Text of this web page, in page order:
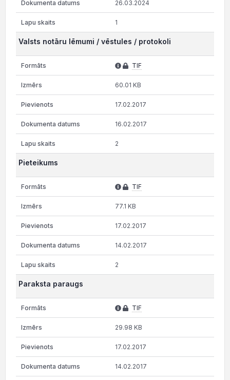
26.03.2024
1
Valsts notāru lēmumi / vēstules / protokoli
TIF
60.01 KB
17.02.2017
16.02.2017
2
Pieteikums
TIF
77.1 KB
17.02.2017
14.02.2017
2
Paraksta paraugs
TIF
29.98 KB
17.02.2017
14.02.2017